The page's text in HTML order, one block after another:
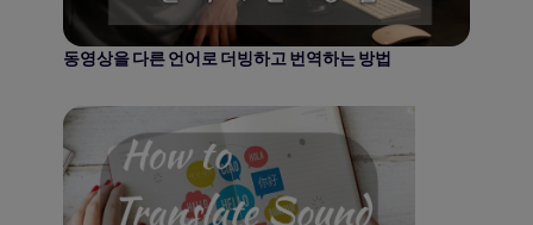
동영상을 다른 언어로 더빙하고 번역하는 방법